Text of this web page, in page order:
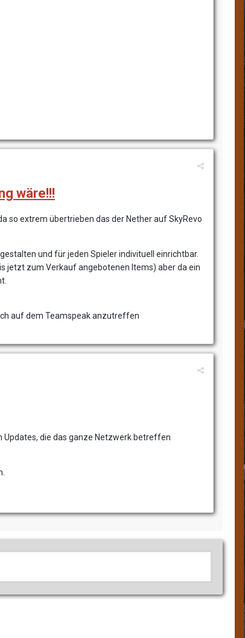
wäre!!!
so extrem übertrieben das der Nether auf SkyRevo
und für jeden Spieler indivituell einrichtbar.
jetzt zum Verkauf angebotenen Items) aber da ein
auf dem Teamspeak anzutreffen
Updates, die das ganze Netzwerk betreffen